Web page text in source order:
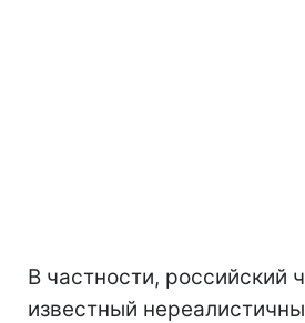
В частности, российский
известный